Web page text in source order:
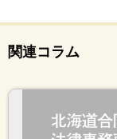
関連コラム